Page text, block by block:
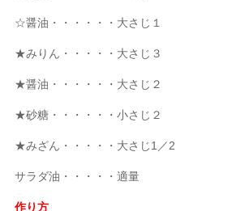
☆醤油・・・・・・大さじ１
★みりん・・・・・大さじ３
★醤油・・・・・・大さじ２
★砂糖・・・・・・小さじ２
★みざん・・・・・大さじ1／2
サラダ油・・・・・適量
作り方